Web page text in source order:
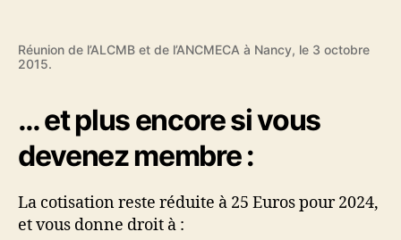
Réunion de l’ALCMB et de l’ANCMECA à Nancy, le 3 octobre
2015.
… et plus encore si vous
devenez membre :
La cotisation reste réduite à 25 Euros pour 2024,
et vous donne droit à :